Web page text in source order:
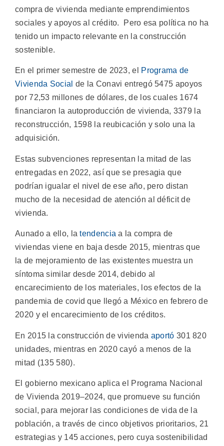
compra de vivienda mediante emprendimientos
sociales y apoyos al crédito. Pero esa política no ha
tenido un impacto relevante en la construcción
sostenible.
En el primer semestre de 2023, el
Programa de
Vivienda Social de la Conavi entregó 5475 apoyos
por 72,53 millones de dólares, de los cuales 1674
financiaron la autoproducción de vivienda, 3379 la
reconstrucción, 1598 la reubicación y solo una la
adquisición.
Estas subvenciones representan la mitad de las
entregadas en 2022, así que se presagia que
podrían igualar el nivel de ese año, pero distan
mucho de la necesidad de atención al déficit de
vivienda.
Aunado a ello, latendencia a la compra de
viviendas viene en baja desde 2015, mientras que
la de mejoramiento de las existentes muestra un
síntoma similar desde 2014, debido al
encarecimiento de los materiales, los efectos de la
pandemia de covid que llegó a México en febrero de
2020 y el encarecimiento de los créditos.
En 2015 la construcción de vivienda aportó 301 820
unidades, mientras en 2020 cayó a menos de la
mitad (135 580).
El gobierno mexicano aplica el Programa Nacional
de Vivienda 2019–2024, que promueve su función
social, para mejorar las condiciones de vida de la
población, a través de cinco objetivos prioritarios, 21
estrategias y 145 acciones, pero cuya sostenibilidad